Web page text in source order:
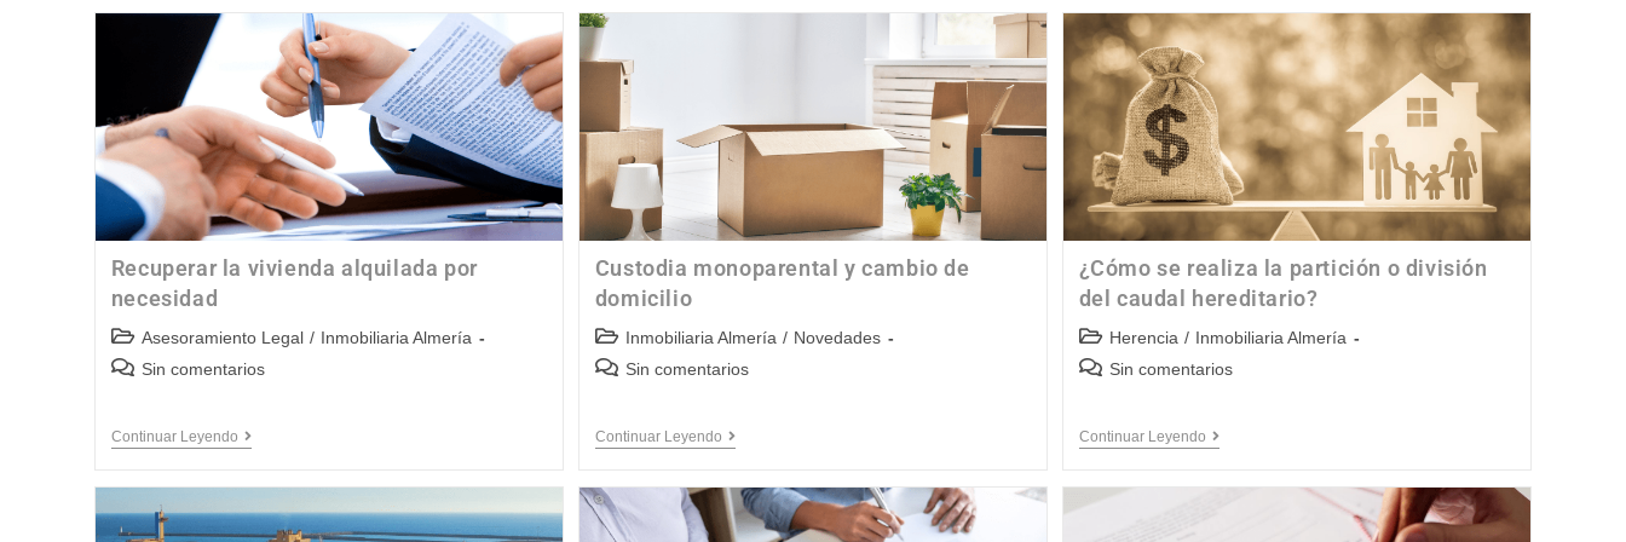
Recuperar la vivienda alquilada por
necesidad
Asesoramiento Legal / Inmobiliaria Almería
Sin comentarios
Continuar Leyendo
Custodia monoparental y cambio de
domicilio
Inmobiliaria Almería / Novedades
Sin comentarios
Continuar Leyendo
¿Cómo se realiza la partición o división
del caudal hereditario?
Herencia / Inmobiliaria Almería
Sin comentarios
Continuar Leyendo